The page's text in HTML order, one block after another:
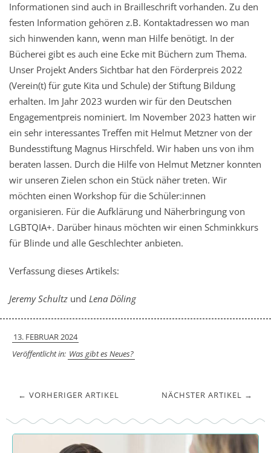
Informationen sind auch in Brailleschrift vorhanden. Zu den
festen Information gehören z.B. Kontaktadressen wo man
sich hinwenden kann, wenn man Hilfe benötigt. In der
Bücherei gibt es auch eine Ecke mit Büchern zum Thema.
Unser Projekt Anders Sichtbar hat den Förderpreis 2022
(Verein(t) für gute Kita und Schule) der Stiftung Bildung
erhalten. Im Jahr 2023 wurden wir für den Deutschen
Engagementpreis nominiert. Im November 2023 hatten wir
ein sehr interessantes Treffen mit Helmut Metzner von der
Bundesstiftung Magnus Hirschfeld. Wir haben uns von ihm
beraten lassen. Durch die Hilfe von Helmut Metzner konnten
wir unseren Zielen schon ein Stück näher treten. Wir
möchten einen Workshop für die Schüler:innen
organisieren. Für die Aufklärung und Näherbringung von
LGBTQIA+. Darüber hinaus möchten wir einen Schminkkurs
für Blinde und alle Geschlechter anbieten.
Verfassung dieses Artikels:
Jeremy Schultz und Lena Döling
13. FEBRUAR 2024
Veröffentlicht in: Was gibt es Neues?
NÄCHSTER ARTIKEL →
← VORHERIGER ARTIKEL